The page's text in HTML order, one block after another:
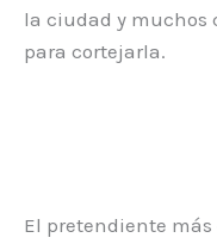
la ciudad y muchos
para cortejarla.
El pretendiente